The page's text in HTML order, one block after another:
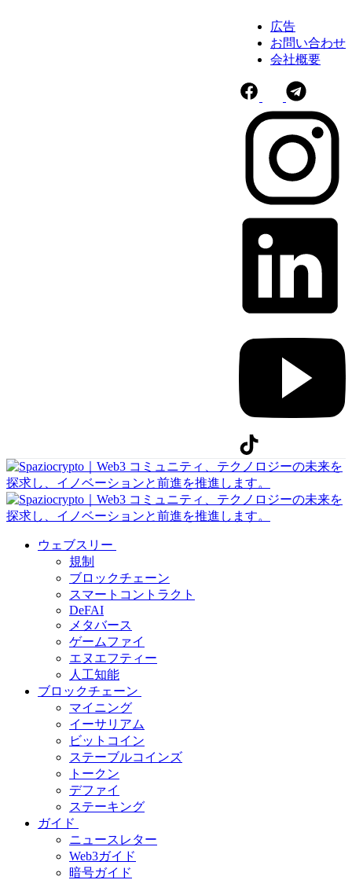
広告
お問い合わせ
会社概要
ウェブスリー
規制
ブロックチェーン
スマートコントラクト
DeFAI
メタバース
ゲームファイ
エヌエフティー
人工知能
ブロックチェーン
マイニング
イーサリアム
ビットコイン
ステーブルコインズ
トークン
デファイ
ステーキング
ガイド
ニュースレター
Web3ガイド
暗号ガイド